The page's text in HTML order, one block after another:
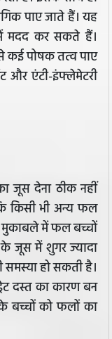
पाए जाते हैं। यह
में मदद कर सकते हैं।
कई पोषक तत्व पाए
और एंटी-इंफ्लेमेटरी
जूस देना ठीक नहीं
किसी भी अन्य फल
मुकाबले में फल बच्चों
जूस में शुगर ज्यादा
समस्या हो सकती है।
दस्त का कारण बन
बच्चों को फलों का